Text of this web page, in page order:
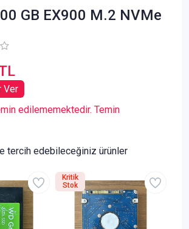
GB EX900 M.2 NVMe
Ver
edilememektedir. Temin
tercih edebileceğiniz ürünler
Kritik
Stok